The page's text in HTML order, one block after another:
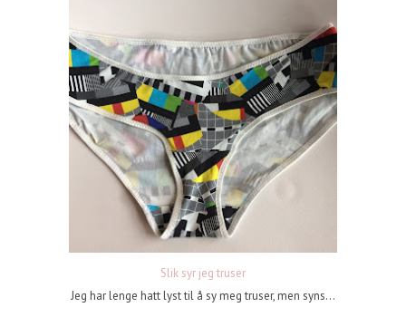
Slik syr jeg truser
Jeg har lenge hatt lyst til å sy meg truser, men syns...